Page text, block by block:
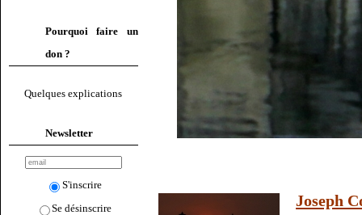
Pourquoi faire un
don ?
Quelques explications
Newsletter
S'inscrire
Se désinscrire
Joseph